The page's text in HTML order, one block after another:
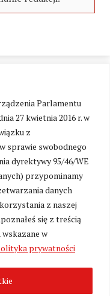
Parlamentu
27 kwietnia 2016 r. w
z
sprawie swobodnego
dyrektywy 95/46/WE
przypominamy
danych
z naszej
się z treścią
w
prywatności